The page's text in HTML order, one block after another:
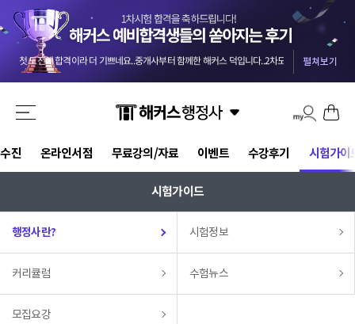
교수님들 덕분에 안전하게 합격했습니다 :) 마킹실수를 10개넘게 해야 떨어질 점수네요 ㅎㅎㅎ
올 4월부터 준비를 했던터라 자신도 없었는데 해커스와 함께해서인지 합격했습니다. 자격증 준비는 역시 해커스입니다.
3개월만에 해커스 인강으로 평균 62점! 합격 하였습니다. -
드라마틱한 합격이었습니다. 교수님들 수고하셨습니다.-pi********g
해커스 행정사 강사님들의 커리큘럼대로 빠짐없이 그대로 따라갔더니 무난하게 합격점수가 나온거같아서 다행입니다.
강의만 들어도 합격될 정도로 강력 추천합니다. 포인트를 잘 잡아서 강의하셔서 학습 시간 효율성 가장 좋은 강의입니다.
교수님들 덕분에 안전하게 합격했습니다 :) 마킹실수를 10개넘게 해야 떨어질 점수네요 ㅎㅎㅎ
-
펼쳐보기
진 온라인서점 무료강의/자료 이벤트 수강후기 시험가이
시험가이드
행정사란? 시험정보
커리큘럼 수험뉴스
모집요강